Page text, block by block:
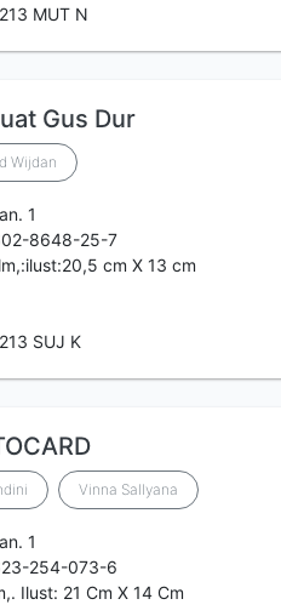
MUT N
Gus Dur
Wijdan
1
8648-25-7
cm X 13 cm
SUJ K
Vinna Sallyana
1
254-073-6
Ilust: 21 Cm X 14 Cm